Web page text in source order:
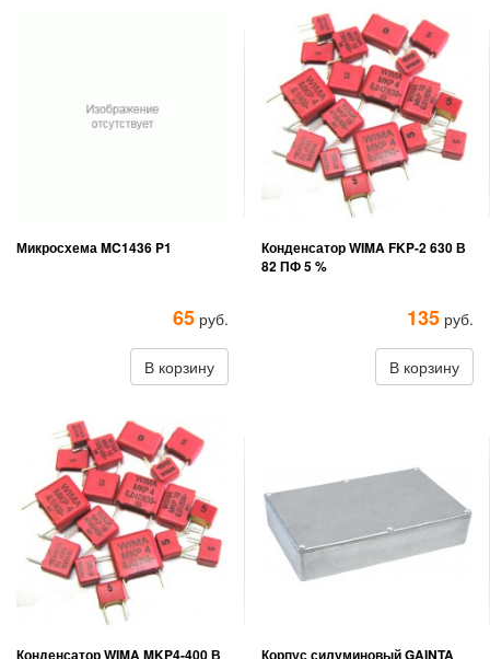
Микросхема MC1436 P1
65 руб.
В корзину
Конденсатор WIMA FKP-2 630 В
82 ПФ 5 %
135 руб.
В корзину
Конденсатор WIMA MKP4-400 В
Корпус силуминовый GAINTA